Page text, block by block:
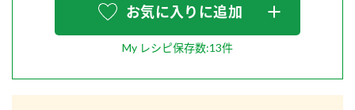
お気に入りに追加
My レシピ保存数:13件